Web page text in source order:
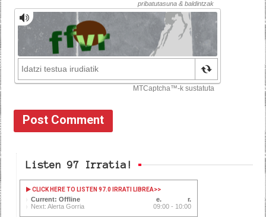
Listen 97 Irratia!
CLICK HERE TO LISTEN 97.0 IRRATI LIBREA>>
Current: Offline
Next: Alerta Gorria
09:00 - 10:00